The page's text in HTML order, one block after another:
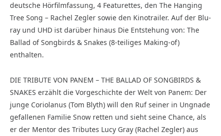
deutsche Hörfilmfassung, 4 Featurettes, den The Hanging
Tree Song – Rachel Zegler sowie den Kinotrailer. Auf der Blu-
ray und UHD ist darüber hinaus Die Entstehung von: The
Ballad of Songbirds & Snakes (8-teiliges Making-of)
enthalten.
DIE TRIBUTE VON PANEM – THE BALLAD OF SONGBIRDS &
SNAKES erzählt die Vorgeschichte der Welt von Panem: Der
junge Coriolanus (Tom Blyth) will den Ruf seiner in Ungnade
gefallenen Familie Snow retten und sieht seine Chance, als
er der Mentor des Tributes Lucy Gray (Rachel Zegler) aus